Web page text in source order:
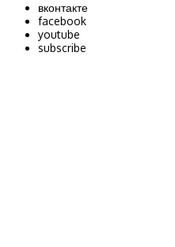
вконтакте
facebook
youtube
subscribe